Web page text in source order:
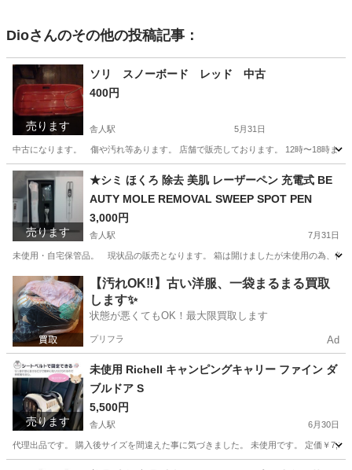
Dioさんのその他の投稿記事：
売ります
ソリ スノーボード レッド 中古
400円
舎人駅 5月31日
中古になります。 傷や汚れ等あります。 店舗で販売しております。 12時〜18時ま
東京 足立区 その他 ソリ
売ります
★シミ ほくろ 除去 美肌 レーザーペン 充電式 BE
AUTY MOLE REMOVAL SWEEP SPOT PEN
3,000円
舎人駅 7月31日
未使用・自宅保管品。 現状品の販売となります。 箱は開けましたが未使用の為、作
東京 足立区 舎人駅 その他 レーザー
【汚れOK‼️】古い洋服、一袋まるまる買取
します✨
状態が悪くてもOK！最大限買取します
プリフラ Ad
売ります
未使用 Richell キャンピングキャリー ファイン ダ
ブルドア S
5,500円
舎人駅 6月30日
代理出品です。 購入後サイズを間違えた事に気づきました。 未使用です。 定価￥